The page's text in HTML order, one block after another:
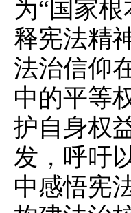
为“国家
释宪法精
法治信仰
中的平等
护自身权
发，呼吁
中感悟宪